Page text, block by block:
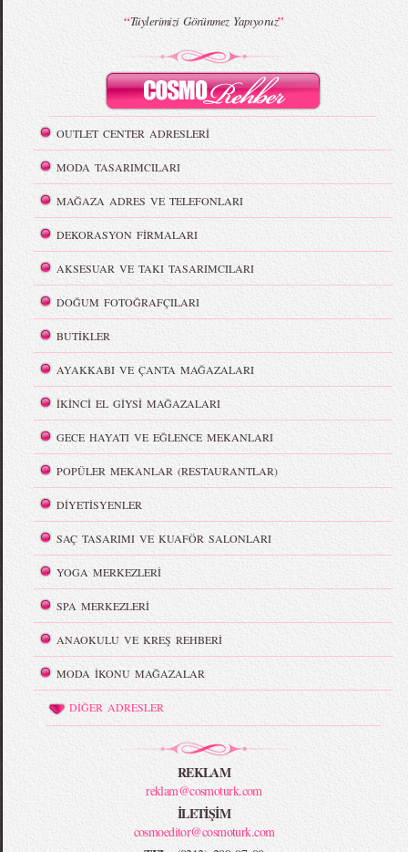
“Tüylerimizi Görünmez Yapıyoruz”
OUTLET CENTER ADRESLERİ
MODA TASARIMCILARI
MAĞAZA ADRES VE TELEFONLARI
DEKORASYON FİRMALARI
AKSESUAR VE TAKI TASARIMCILARI
DOĞUM FOTOĞRAFÇILARI
BUTİKLER
AYAKKABI VE ÇANTA MAĞAZALARI
İKİNCİ EL GİYSİ MAĞAZALARI
GECE HAYATI VE EĞLENCE MEKANLARI
POPÜLER MEKANLAR (RESTAURANTLAR)
DİYETİSYENLER
SAÇ TASARIMI VE KUAFÖR SALONLARI
YOGA MERKEZLERİ
SPA MERKEZLERİ
ANAOKULU VE KREŞ REHBERİ
MODA İKONU MAĞAZALAR
DİĞER ADRESLER
REKLAM
reklam@cosmoturk.com
İLETİŞİM
cosmoeditor@cosmoturk.com